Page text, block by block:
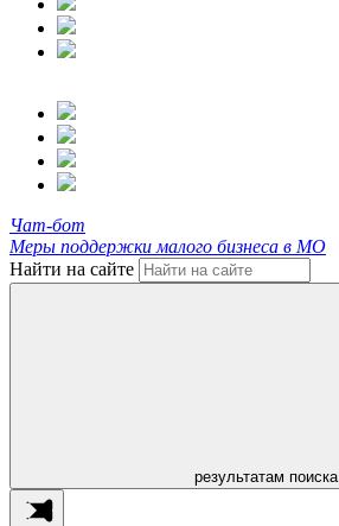
Чат-бот
Меры поддержки малого бизнеса в МО
Найти на сайте
результатам поиска